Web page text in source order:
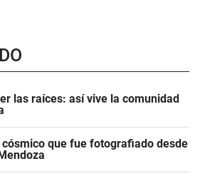
las raíces: así vive la comunidad
que fue fotografiado desde